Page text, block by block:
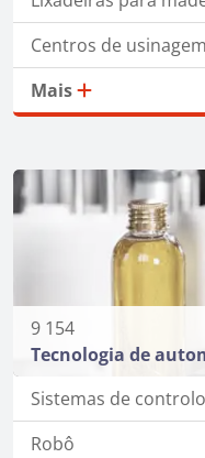
Centros de
Mais
9 154
Tecnologia de
Sistemas de controlo
Robô